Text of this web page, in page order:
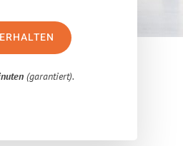
(garantiert).